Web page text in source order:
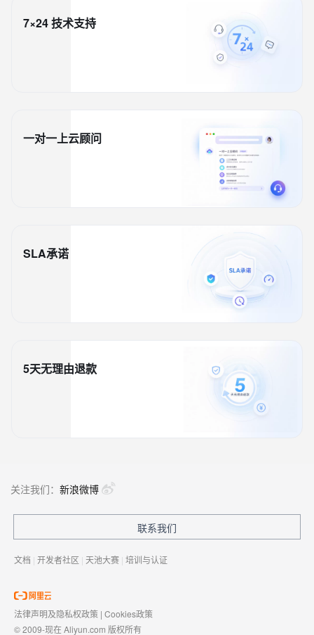
7×24 技术支持
一对一上云顾问
SLA承诺
5天无理由退款
关注我们： 新浪微博
联系我们
文档 | 开发者社区 | 天池大赛 | 培训与认证
法律声明及隐私权政策 | Cookies政策
© 2009-现在 Aliyun.com 版权所有